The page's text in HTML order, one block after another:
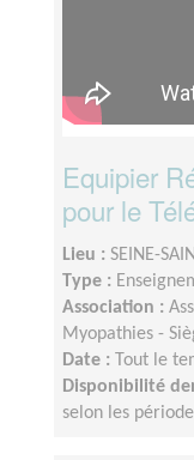
Equipier
pour le
Lieu : SEINE-
Type :
Association :
Myopathies -
Date :
Tout le
Disponibilité
selon les